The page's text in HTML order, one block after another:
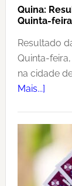
Quina:
Quinta-
Resultado
Quinta-
na cidade
Mais...]
7085